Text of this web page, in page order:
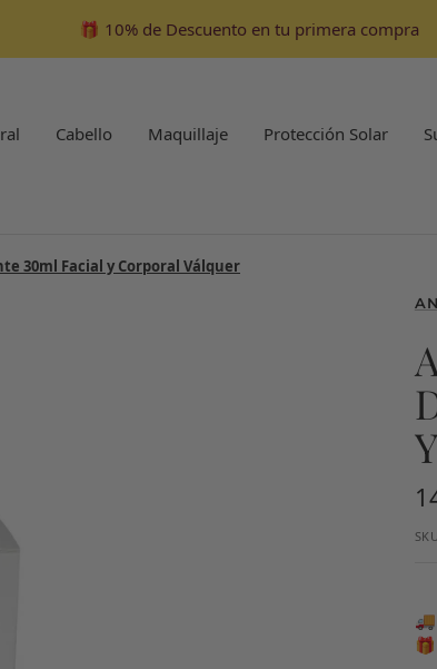
🎁 10% de Descuento en tu primera compra
Cabello Maquillaje Protección Solar
30ml Facial y Corporal Válquer
🚚